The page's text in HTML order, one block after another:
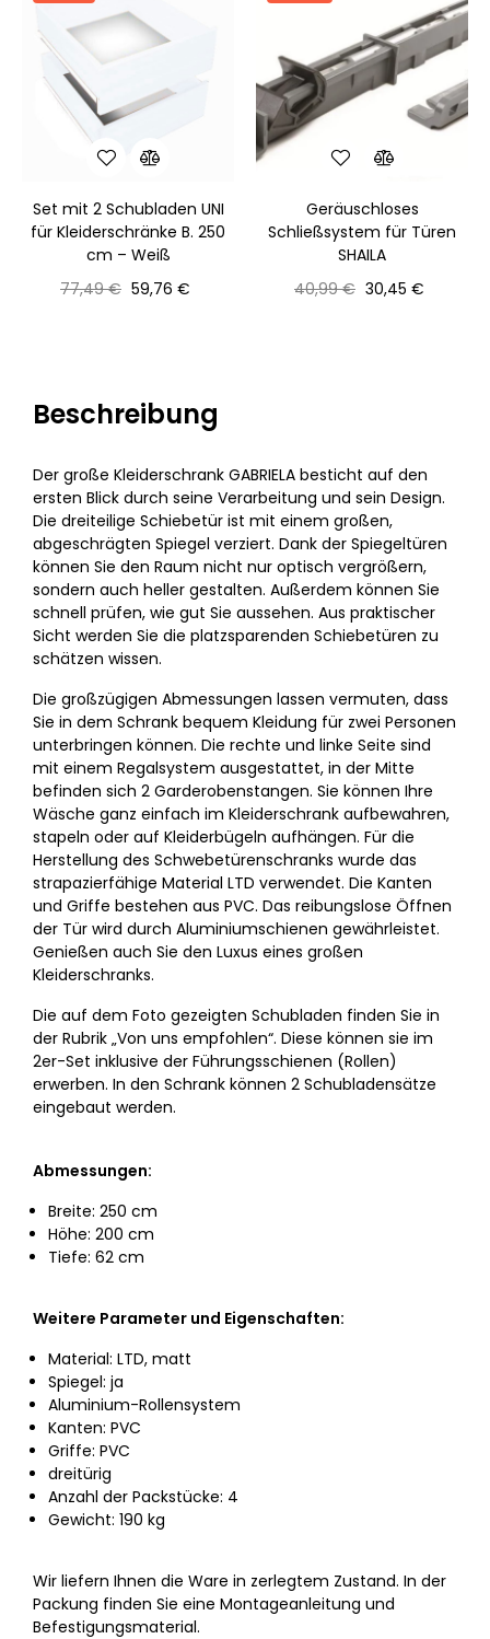
Set mit 2 Schubladen UNI
für Kleiderschränke B. 250
cm – Weiß
Normaler
77,49 € Preis
59,76 €
Geräuschloses
Schließsystem für Türen
SHAILA
Normaler
40,99 € Preis
30,45 €
Beschreibung
Der große Kleiderschrank GABRIELA besticht auf den
ersten Blick durch seine Verarbeitung und sein Design.
Die dreiteilige Schiebetür ist mit einem großen,
abgeschrägten Spiegel verziert. Dank der Spiegeltüren
können Sie den Raum nicht nur optisch vergrößern,
sondern auch heller gestalten. Außerdem können Sie
schnell prüfen, wie gut Sie aussehen. Aus praktischer
Sicht werden Sie die platzsparenden Schiebetüren zu
schätzen wissen.
Die großzügigen Abmessungen lassen vermuten, dass
Sie in dem Schrank bequem Kleidung für zwei Personen
unterbringen können. Die rechte und linke Seite sind
mit einem Regalsystem ausgestattet, in der Mitte
befinden sich 2 Garderobenstangen. Sie können Ihre
Wäsche ganz einfach im Kleiderschrank aufbewahren,
stapeln oder auf Kleiderbügeln aufhängen. Für die
Herstellung des Schwebetürenschranks wurde das
strapazierfähige Material LTD verwendet. Die Kanten
und Griffe bestehen aus PVC. Das reibungslose Öffnen
der Tür wird durch Aluminiumschienen gewährleistet.
Genießen auch Sie den Luxus eines großen
Kleiderschranks.
Die auf dem Foto gezeigten Schubladen finden Sie in
der Rubrik „Von uns empfohlen“. Diese können sie im
2er-Set inklusive der Führungsschienen (Rollen)
erwerben. In den Schrank können 2 Schubladensätze
eingebaut werden.
Abmessungen:
Breite: 250 cm
Höhe: 200 cm
Tiefe: 62 cm
Weitere Parameter und Eigenschaften:
Material: LTD, matt
Spiegel: ja
Aluminium-Rollensystem
Kanten: PVC
Griffe: PVC
dreitürig
Anzahl der Packstücke: 4
Gewicht: 190 kg
Wir liefern Ihnen die Ware in zerlegtem Zustand. In der
Packung finden Sie eine Montageanleitung und
Befestigungsmaterial.